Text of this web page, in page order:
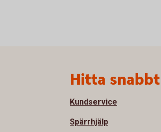
Hitta snabbt
Kundservice
Spärrhjälp